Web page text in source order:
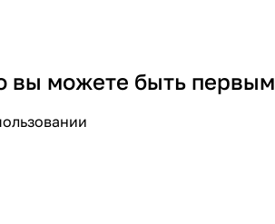
вы можете быть первым